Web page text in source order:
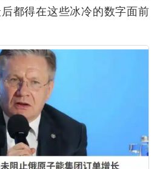
都得在这些冰冷的数字面前